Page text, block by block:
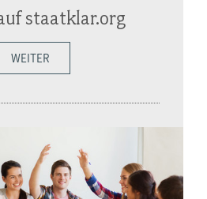
staatklar.org
WEITER